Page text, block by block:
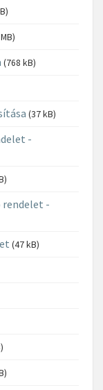
(768 kB)
(37 kB)
-
-
(47 kB)